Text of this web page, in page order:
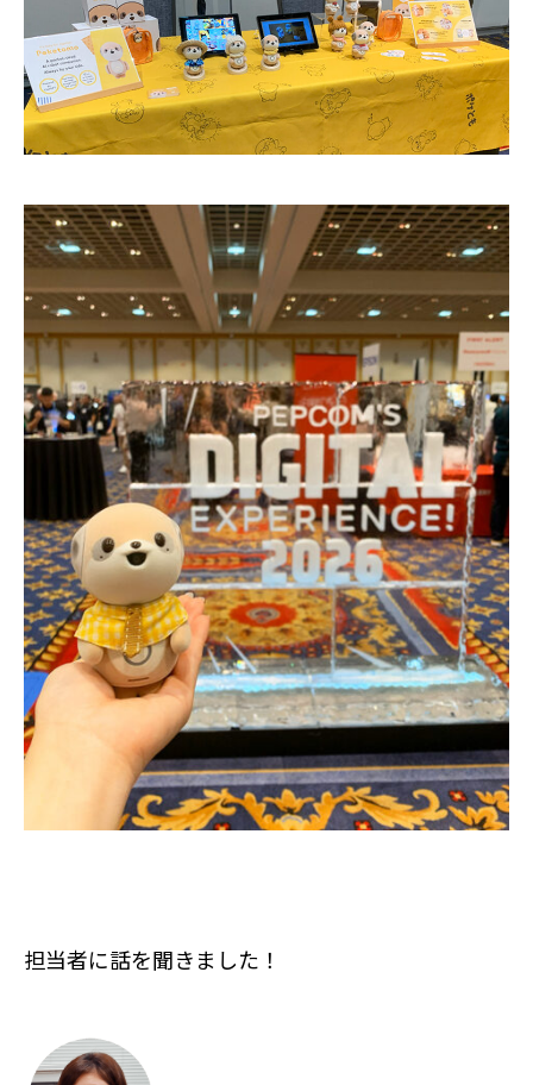
担当者に話を聞きました！